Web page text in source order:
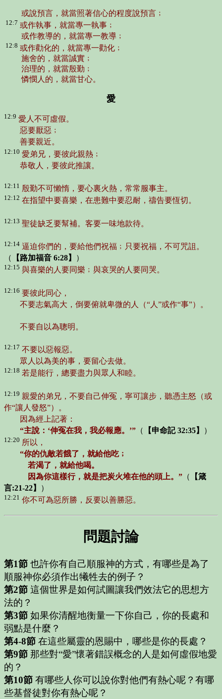
或說預言，就當照著信心的程度說預言﹔
12:7 或作執事，就當專一執事﹔
或作教導的，就當專一教導﹔
12:8 或作勸化的，就當專一勸化﹔
施舍的，就當誠實﹔
治理的，就當殷勤﹔
憐憫人的，就當甘心。
愛
12:9 愛人不可虛假。
惡要厭惡﹔
善要親近。
12:10 愛弟兄，要彼此親熱﹔
恭敬人，要彼此推讓。
12:11 殷勤不可懶惰，要心裏火熱，常常服事主。
12:12 在指望中要喜樂，在患難中要忍耐，禱告要恆切。
12:13 聖徒缺乏要幫補。客要一味地款待。
12:14 逼迫你們的，要給他們祝福﹔只要祝福，不可咒詛。
（
【路加福音 6:28】 ）
12:15 與喜樂的人要同樂﹔與哀哭的人要同哭。
12:16 要彼此同心，
不要志氣高大，倒要俯就卑微的人（“人”或作“事”）。
不要自以為聰明。
12:17 不要以惡報惡。
眾人以為美的事，要留心去做。
12:18 若是能行，總要盡力與眾人和睦。
12:19 親愛的弟兄，不要自己伸冤，寧可讓步，聽憑主怒（或
作“讓人發怒”）。
因為經上記著：
“主說：‘伸冤在我，我必報應。’” （ 【申命記 32:35】 ）
12:20 所以，
“你的仇敵若餓了，就給他吃﹔
若渴了，就給他喝。
因為你這樣行，就是把炭火堆在他的頭上。” （
【箴
言:21-22】
）
12:21 你不可為惡所勝，反要以善勝惡。
問題討論
第1節 也許你有自己順服神的方式，有哪些是為了
順服神你必須作出犧牲去的例子？
第2節 這個世界是如何試圖讓我們效法它的思想方
法的？
第3節 如果你清醒地衡量一下你自己，你的長處和
弱點是什麼？
第4-8節 在這些屬靈的恩賜中，哪些是你的長處？
第9節 那些對“愛”懷著錯誤概念的人是如何虛假地愛
的？
第10節 有哪些人你可以說你對他們有熱心呢？有哪
些基督徒對你有熱心呢？